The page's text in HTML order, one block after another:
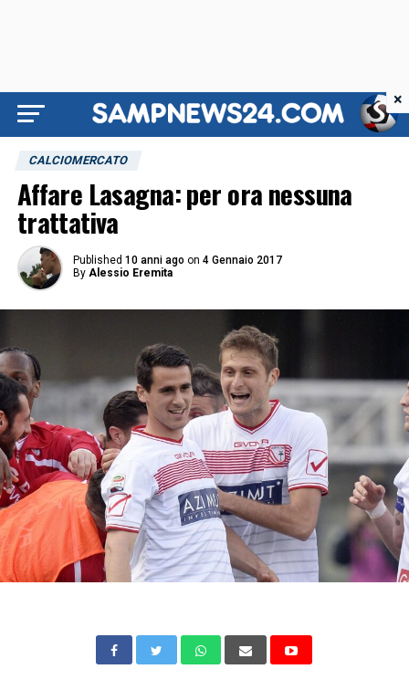
CALCIOMERCATO
Affare Lasagna: per ora nessuna
trattativa
Published 10 anni ago on 4 Gennaio 2017
By Alessio Eremita
×